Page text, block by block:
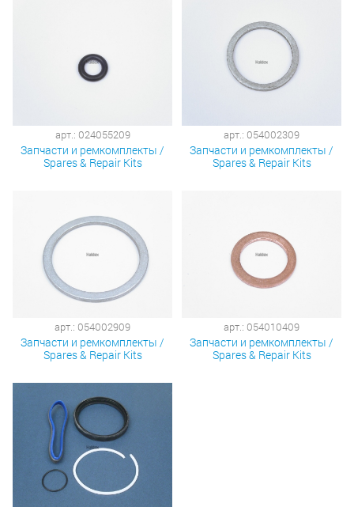
арт.: 024055209
Запчасти и ремкомплекты /
Spares & Repair Kits
арт.: 054002309
Запчасти и ремкомплекты /
Spares & Repair Kits
арт.: 054002909
Запчасти и ремкомплекты /
Spares & Repair Kits
арт.: 054010409
Запчасти и ремкомплекты /
Spares & Repair Kits